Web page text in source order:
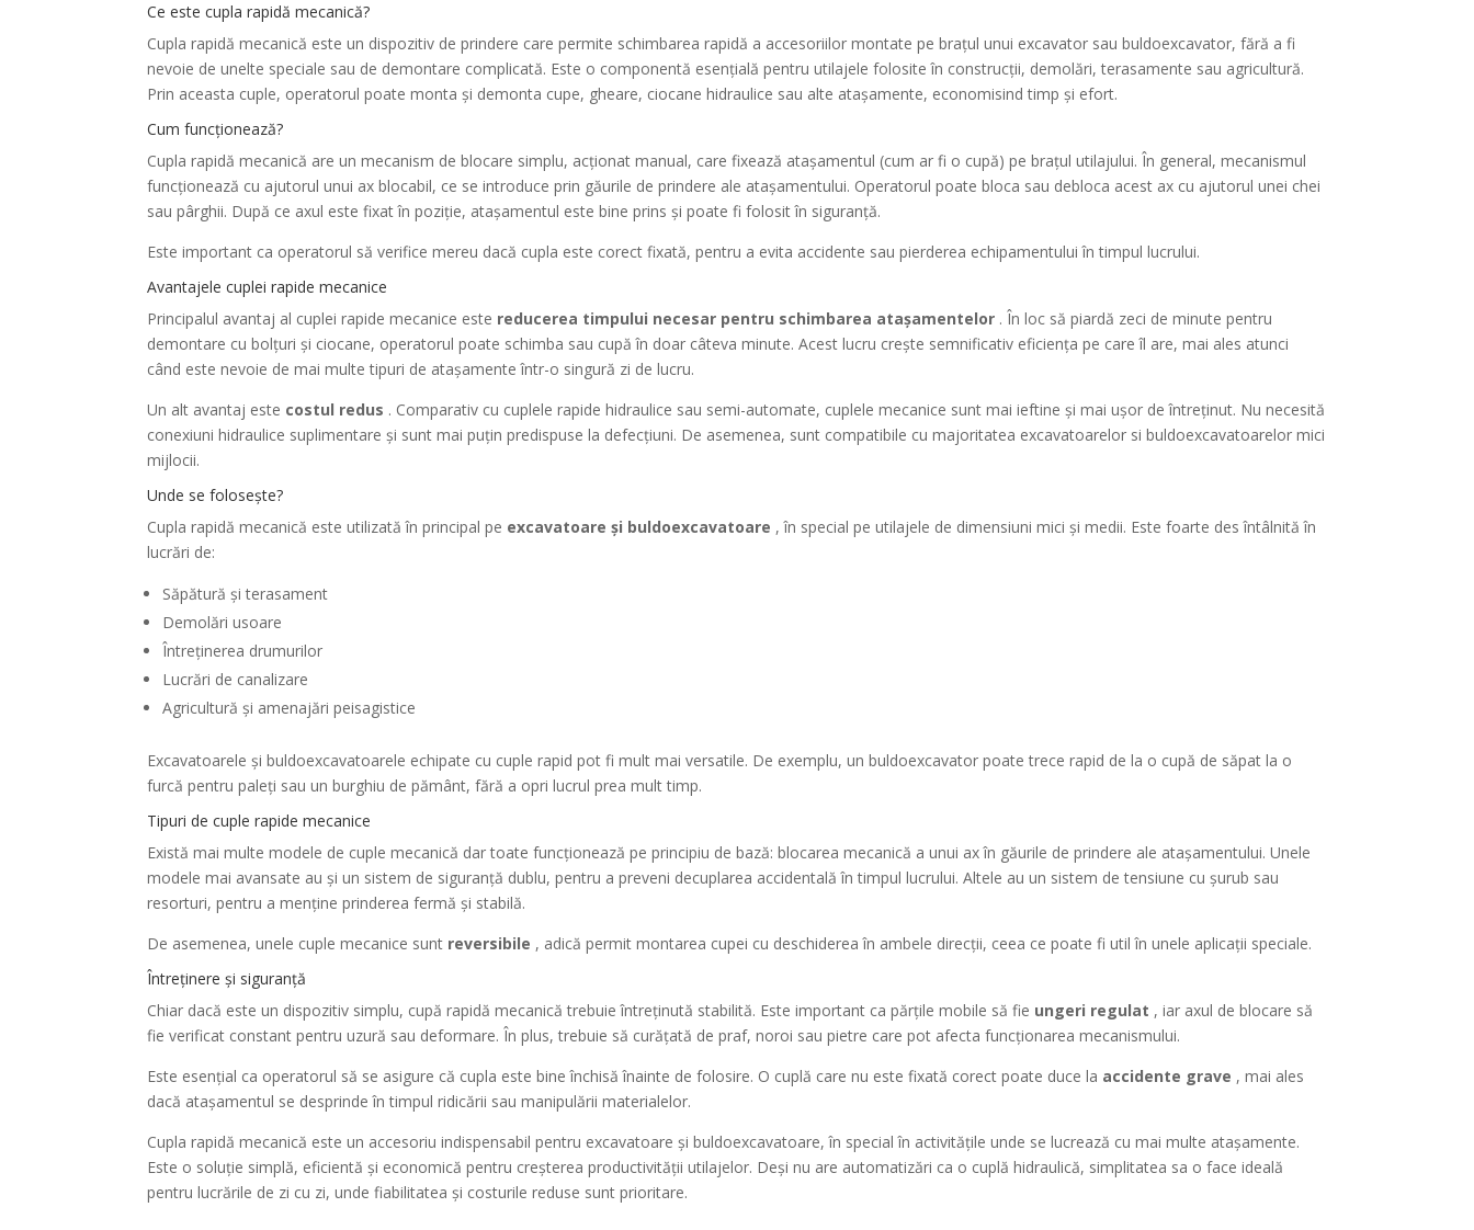
Ce este cupla rapidă mecanică?
Cupla rapidă mecanică este un dispozitiv de prindere care permite schimbarea rapidă a accesoriilor montate pe brațul unui excavator sau buldoexcavator, fără a fi
nevoie de unelte speciale sau de demontare complicată. Este o componentă esențială pentru utilajele folosite în construcții, demolări, terasamente sau agricultură.
Prin aceasta cuple, operatorul poate monta și demonta cupe, gheare, ciocane hidraulice sau alte atașamente, economisind timp și efort.
Cum funcționează?
Cupla rapidă mecanică are un mecanism de blocare simplu, acționat manual, care fixează atașamentul (cum ar fi o cupă) pe brațul utilajului. În general, mecanismul
funcționează cu ajutorul unui ax blocabil, ce se introduce prin găurile de prindere ale atașamentului. Operatorul poate bloca sau debloca acest ax cu ajutorul unei chei
sau pârghii. După ce axul este fixat în poziție, atașamentul este bine prins și poate fi folosit în siguranță.
Este important ca operatorul să verifice mereu dacă cupla este corect fixată, pentru a evita accidente sau pierderea echipamentului în timpul lucrului.
Avantajele cuplei rapide mecanice
Principalul avantaj al cuplei rapide mecanice este reducerea timpului necesar pentru schimbarea atașamentelor . În loc să piardă zeci de minute pentru
demontare cu bolțuri și ciocane, operatorul poate schimba sau cupă în doar câteva minute. Acest lucru crește semnificativ eficiența pe care îl are, mai ales atunci
când este nevoie de mai multe tipuri de atașamente într-o singură zi de lucru.
Un alt avantaj este costul redus . Comparativ cu cuplele rapide hidraulice sau semi-automate, cuplele mecanice sunt mai ieftine și mai ușor de întreținut. Nu necesită
conexiuni hidraulice suplimentare și sunt mai puțin predispuse la defecțiuni. De asemenea, sunt compatibile cu majoritatea excavatoarelor si buldoexcavatoarelor mici
mijlocii.
Unde se folosește?
Cupla rapidă mecanică este utilizată în principal pe excavatoare și buldoexcavatoare , în special pe utilajele de dimensiuni mici și medii. Este foarte des întâlnită în
lucrări de:
Săpătură și terasament
Demolări usoare
Întreținerea drumurilor
Lucrări de canalizare
Agricultură și amenajări peisagistice
Excavatoarele și buldoexcavatoarele echipate cu cuple rapid pot fi mult mai versatile. De exemplu, un buldoexcavator poate trece rapid de la o cupă de săpat la o
furcă pentru paleți sau un burghiu de pământ, fără a opri lucrul prea mult timp.
Tipuri de cuple rapide mecanice
Există mai multe modele de cuple mecanică dar toate funcționează pe principiu de bază: blocarea mecanică a unui ax în găurile de prindere ale atașamentului. Unele
modele mai avansate au și un sistem de siguranță dublu, pentru a preveni decuplarea accidentală în timpul lucrului. Altele au un sistem de tensiune cu șurub sau
resorturi, pentru a menține prinderea fermă și stabilă.
De asemenea, unele cuple mecanice sunt reversibile , adică permit montarea cupei cu deschiderea în ambele direcții, ceea ce poate fi util în unele aplicații speciale.
Întreținere și siguranță
Chiar dacă este un dispozitiv simplu, cupă rapidă mecanică trebuie întreținută stabilită. Este important ca părțile mobile să fie ungeri regulat , iar axul de blocare să
fie verificat constant pentru uzură sau deformare. În plus, trebuie să curățată de praf, noroi sau pietre care pot afecta funcționarea mecanismului.
Este esențial ca operatorul să se asigure că cupla este bine închisă înainte de folosire. O cuplă care nu este fixată corect poate duce la accidente grave , mai ales
dacă atașamentul se desprinde în timpul ridicării sau manipulării materialelor.
Cupla rapidă mecanică este un accesoriu indispensabil pentru excavatoare și buldoexcavatoare, în special în activitățile unde se lucrează cu mai multe atașamente.
Este o soluție simplă, eficientă și economică pentru creșterea productivității utilajelor. Deși nu are automatizări ca o cuplă hidraulică, simplitatea sa o face ideală
pentru lucrările de zi cu zi, unde fiabilitatea și costurile reduse sunt prioritare.